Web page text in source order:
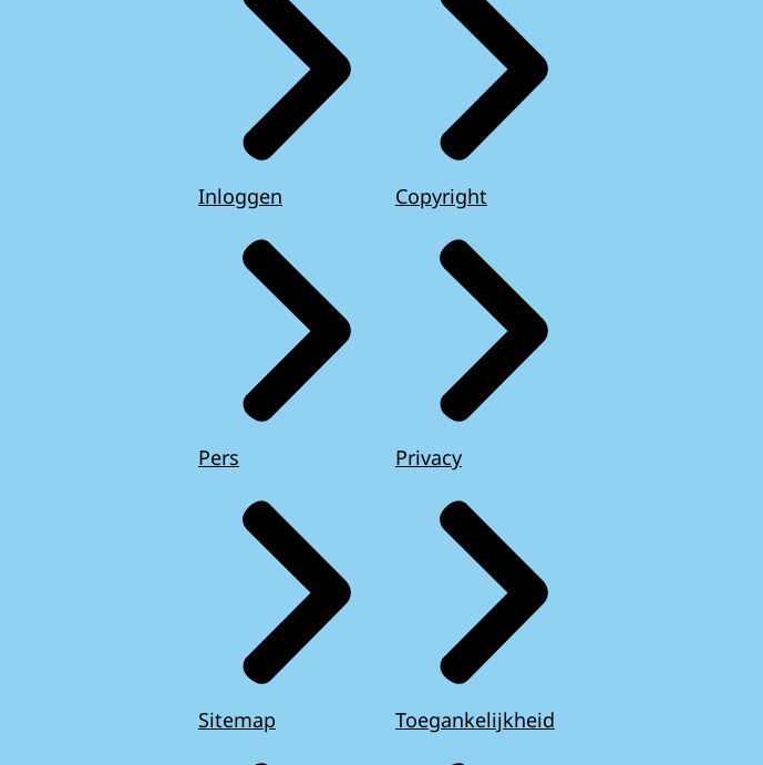
Inloggen
Pers
Sitemap
Copyright
Privacy
Toegankelijkheid